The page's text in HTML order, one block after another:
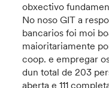
obxectivo
No noso GIT a
bancarios foi moi
maioritariamente
coop. e empregar
dun total de 203
aberta e 111